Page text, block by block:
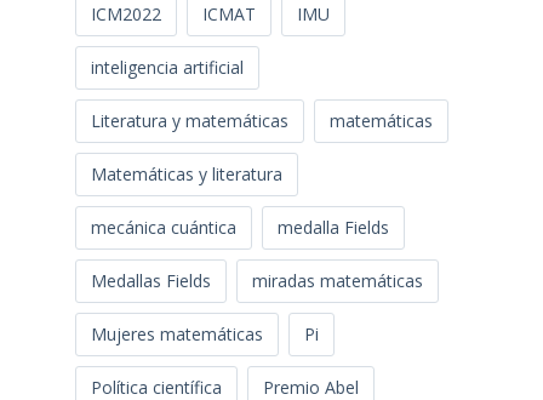
ICM2022 ICMAT IMU
inteligencia artificial
Literatura y matemáticas matemáticas
Matemáticas y literatura
mecánica cuántica medalla Fields
Medallas Fields miradas matemáticas
Mujeres matemáticas Pi
Política científica Premio Abel